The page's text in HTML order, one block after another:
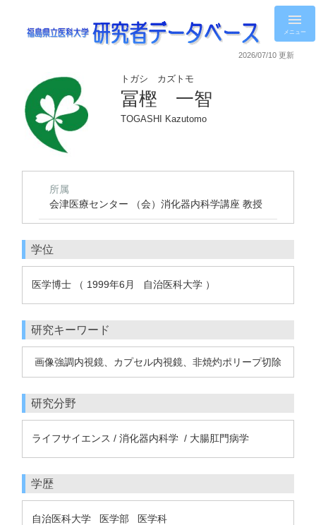
メニュー
2026/07/10 更新
トガシ カズトモ
冨樫 一智
TOGASHI Kazutomo
所属
会津医療センター （会）消化器内科学講座 教授
学位
医学博士 （ 1999年6月 自治医科大学 ）
研究キーワード
画像強調内視鏡、カプセル内視鏡、非焼灼ポリープ切除
研究分野
ライフサイエンス / 消化器内科学 / 大腸肛門病学
学歴
自治医科大学 医学部 医学科